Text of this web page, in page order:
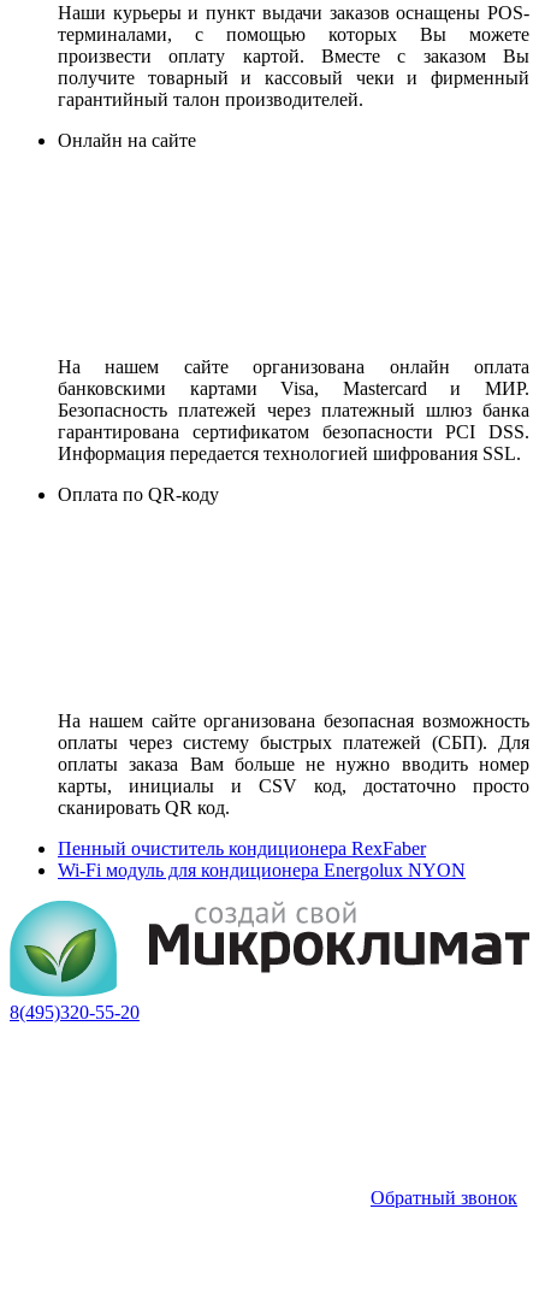
Наши курьеры и пункт выдачи заказов оснащены POS-
терминалами, с помощью которых Вы можете
произвести оплату картой. Вместе с заказом Вы
получите товарный и кассовый чеки и фирменный
гарантийный талон производителей.
Онлайн на сайте
На нашем сайте организована онлайн оплата
банковскими картами Visa, Mastercard и МИР.
Безопасность платежей через платежный шлюз банка
гарантирована сертификатом безопасности PCI DSS.
Информация передается технологией шифрования SSL.
Оплата по QR-коду
На нашем сайте организована безопасная возможность
оплаты через систему быстрых платежей (СБП). Для
оплаты заказа Вам больше не нужно вводить номер
карты, инициалы и CSV код, достаточно просто
сканировать QR код.
Пенный очиститель кондиционера RexFaber
Wi-Fi модуль для кондиционера Energolux NYON
8(495)320-55-20
Обратный звонок